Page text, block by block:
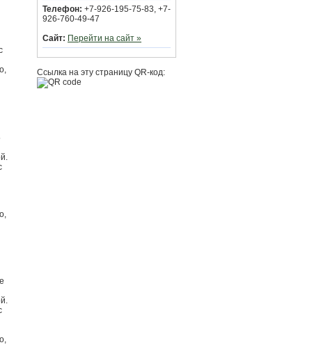
Телефон: +7-926-195-75-83, +7-
926-760-49-47
Сайт: Перейти на сайт »
Ссылка на эту страницу QR-код: